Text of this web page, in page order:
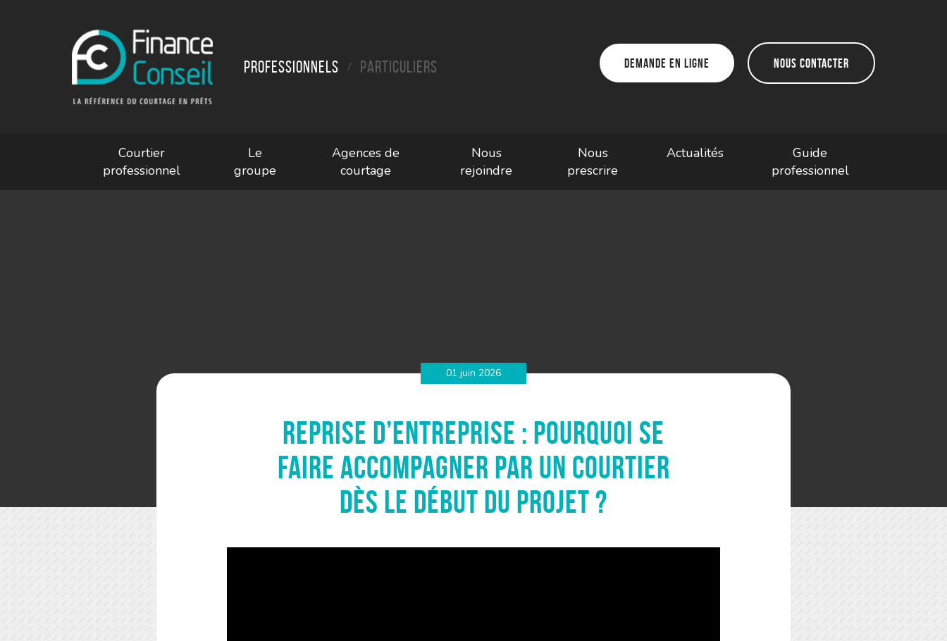
Professionnels / Particuliers Demande en ligne Nous contacter
Courtier
professionnel
Le
groupe
Agences de
courtage
Nous
rejoindre
Nous
prescrire
Actualités
Guide
professionnel
01 juin 2026
Reprise d’entreprise : pourquoi se
faire accompagner par un courtier
dès le début du projet ?